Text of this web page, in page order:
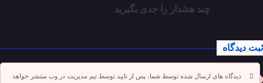
چند هشدار را جدی بگیرید
ثبت دیدگاه
دیدگاه های ارسال شده توسط شما، پس از تایید توسط تیم مدیریت در وب منتشر خواهد